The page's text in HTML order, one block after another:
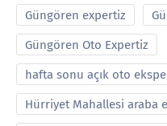
Güngören expertiz
Güngören Oto Expertiz
hafta sonu açık oto
Hürriyet Mahallesi araba